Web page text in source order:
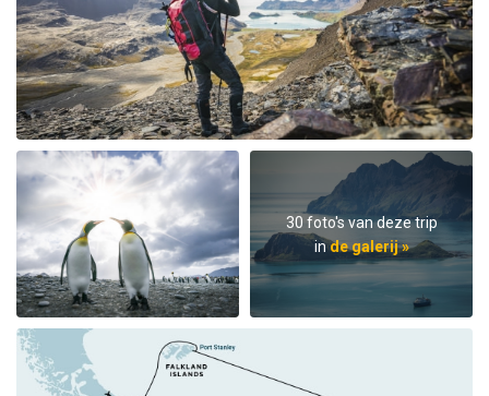
30 foto's van deze trip
inde galerij »